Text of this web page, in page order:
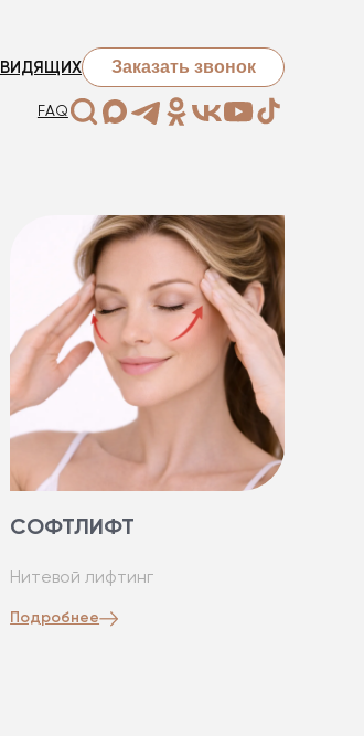
Заказать звонок
FAQ
СОФТЛИФТ
Нитевой лифтинг
Подробнее